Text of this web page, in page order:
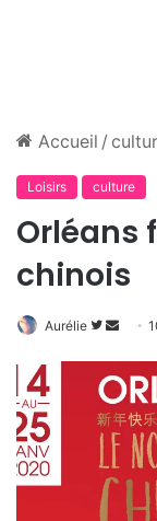
Accueil /
Loisirs culture
Orléans
chinois
Aurélie
Suivre
Twitter
courriel